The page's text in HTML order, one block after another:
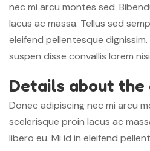
nec mi arcu montes sed.
lacus ac massa. Tellus sed
eleifend pellentesque
suspen disse convallis lorem
Details about the
Donec adipiscing nec mi arcu
scelerisque proin lacus ac
libero eu. Mi id in eleifend